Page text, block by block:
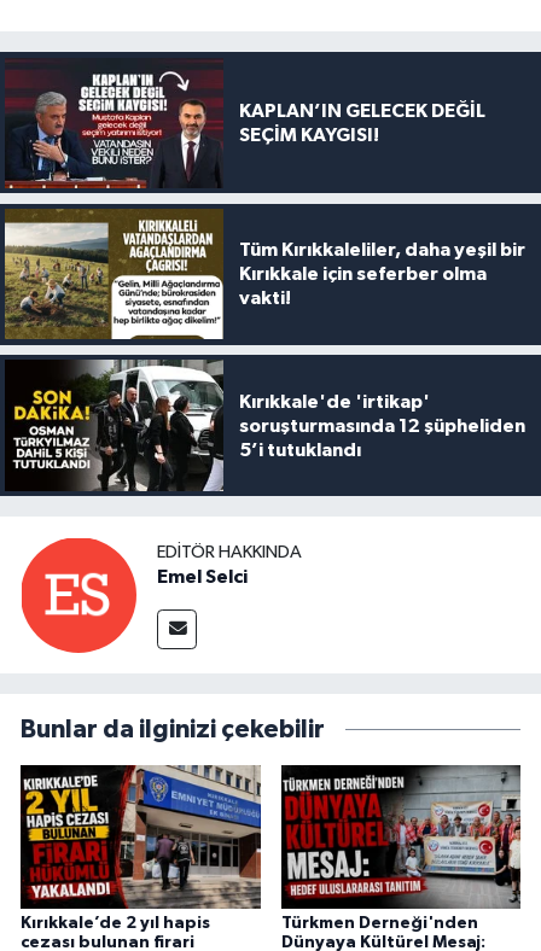
KAPLAN’IN GELECEK DEĞİL
SEÇİM KAYGISI!
Tüm Kırıkkaleliler, daha yeşil bir
Kırıkkale için seferber olma
vakti!
Kırıkkale'de 'irtikap'
soruşturmasında 12 şüpheliden
5’i tutuklandı
EDITÖR HAKKINDA
Emel Selci
Bunlar da ilginizi çekebilir
Kırıkkale’de 2 yıl hapis
cezası bulunan firari
Türkmen Derneği'nden
Dünyaya Kültürel Mesaj: